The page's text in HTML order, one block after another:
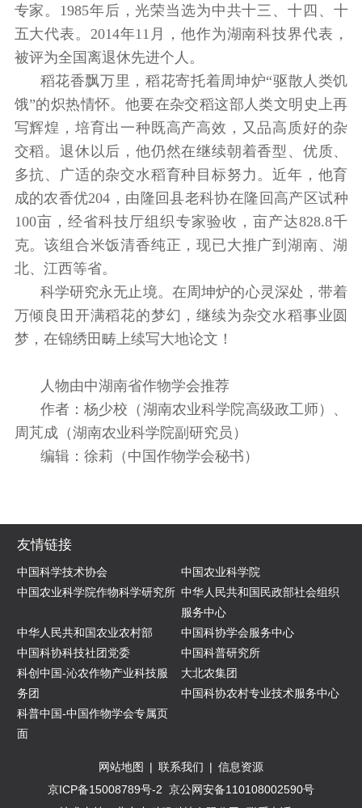
专家。1985年后，光荣当选为中共十三、十四、十
五大代表。2014年11月，他作为湖南科技界代表，
被评为全国离退休先进个人。
稻花香飘万里，稻花寄托着周坤炉“驱散人类饥
饿”的炽热情怀。他要在杂交稻这部人类文明史上再
写辉煌，培育出一种既高产高效，又品高质好的杂
交稻。退休以后，他仍然在继续朝着香型、优质、
多抗、广适的杂交水稻育种目标努力。近年，他育
成的农香优204，由隆回县老科协在隆回高产区试种
100亩，经省科技厅组织专家验收，亩产达828.8千
克。该组合米饭清香纯正，现已大推广到湖南、湖
北、江西等省。
科学研究永无止境。在周坤炉的心灵深处，带着
万倾良田开满稻花的梦幻，继续为杂交水稻事业圆
梦，在锦绣田畴上续写大地论文！
人物由中湖南省作物学会推荐
作者：杨少校（湖南农业科学院高级政工师）、
周芃成（湖南农业科学院副研究员）
编辑：徐莉（中国作物学会秘书）
友情链接
中国科学技术协会
中国农业科学院
中国农业科学院作物科学研究所 中华人民共和国民政部社会组织
服务中心
中华人民共和国农业农村部
中国科协学会服务中心
中国科协科技社团党委
中国科普研究所
科创中国-沁农作物产业科技服
务团
大北农集团
中国科协农村专业技术服务中心
科普中国-中国作物学会专属页
面
网站地图 | 联系我们 | 信息资源
京ICP备15008789号-2 京公网安备110108002590号